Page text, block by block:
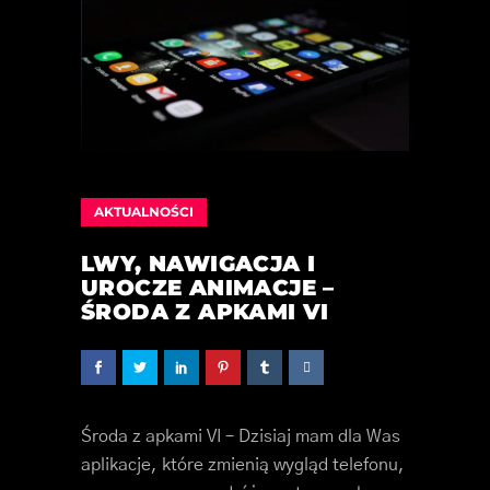
AKTUALNOŚCI
LWY, NAWIGACJA I
UROCZE ANIMACJE –
ŚRODA Z APKAMI VI
Środa z apkami VI – Dzisiaj mam dla Was
aplikacje, które zmienią wygląd telefonu,